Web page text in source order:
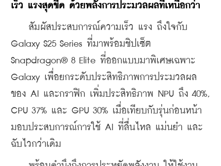
เร็ว แรงสุดขีด ด้วยพลังการประมวลผลที่เหนือกว่า
สัมผัสประสบการณ์ความเร็ว แรง ถึงใจกับ
Galaxy S25 Series ที่มาพร้อมชิปเซ็ต
Snapdragon® 8 Elite ที่ออกแบบมาพิเศษเฉพาะ
Galaxy เพื่อยกระดับประสิทธิภาพการประมวลผล
ของ AI และกราฟิก เพิ่มประสิทธิภาพ NPU ถึง 40%,
CPU 37% และ GPU 30% เมื่อเทียบกับรุ่นก่อนหน้า
มอบประสบการณ์การใช้ AI ที่ลื่นไหล แม่นยำ และ
ฉับไวกว่าเดิม